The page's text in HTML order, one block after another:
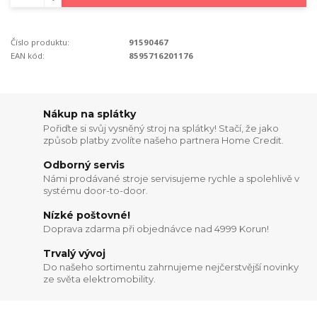
Číslo produktu:
91590467
EAN kód:
8595716201176
Nákup na splátky
Pořiďte si svůj vysněný stroj na splátky! Stačí, že jako
způsob platby zvolíte našeho partnera Home Credit.
Odborný servis
Námi prodávané stroje servisujeme rychle a spolehlivě v
systému door-to-door.
Nízké poštovné!
Doprava zdarma při objednávce nad 4999 Korun!
Trvalý vývoj
Do našeho sortimentu zahrnujeme nejčerstvější novinky
ze světa elektromobility.